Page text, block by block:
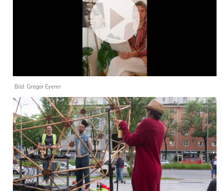
Bild: Gregor Eyerer